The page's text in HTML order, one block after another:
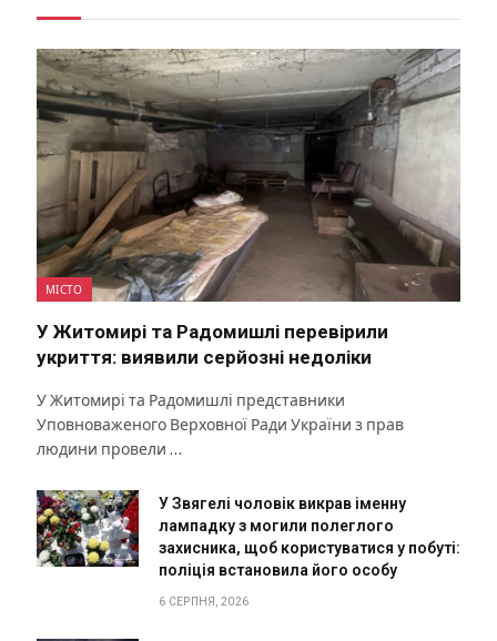
МІСТО
У Житомирі та Радомишлі перевірили
укриття: виявили серйозні недоліки
У Житомирі та Радомишлі представники
Уповноваженого Верховної Ради України з прав
людини провели …
У Звягелі чоловік викрав іменну
лампадку з могили полеглого
захисника, щоб користуватися у побуті:
поліція встановила його особу
6 СЕРПНЯ, 2026